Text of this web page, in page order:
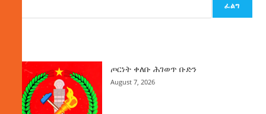
ፈልግ
ጦርነት ቀለቡ ሕገወጥ ቡድን
August 7, 2026